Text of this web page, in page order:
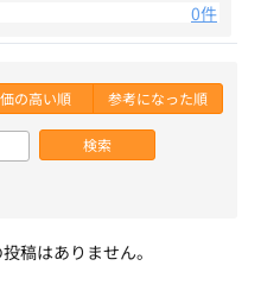
0件
の高い順 参考になった順
検索
稿はありません。